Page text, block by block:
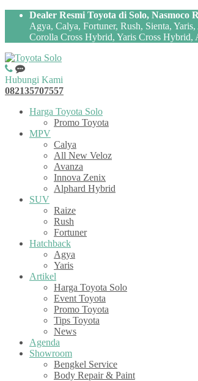
Dealer Resmi Toyota di Solo, Nasmoco
Agya, Calya, Fortuner, Rush, Sienta,
Corolla Cross Hybrid, Yaris Cross Hybrid,
Hubungi Kami
082135707557
Harga Toyota Solo
Promo Toyota
MPV
Calya
All New Veloz
Avanza
Innova Zenix
Alphard Hybrid
SUV
Raize
Rush
Fortuner
Hatchback
Agya
Yaris
Artikel
Harga Toyota Solo
Event Toyota
Promo Toyota
Tips Toyota
News
Agenda
Showroom
Bengkel Service
Body Repair & Paint